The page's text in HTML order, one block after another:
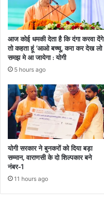
आज कोई धमकी देता है कि दंगा करवा देंगे
तो कहता हूं ‘आओ बच्चू, करा कर देख लो
समझ मे आ जायेगा : योगी
5 hours ago
योगी सरकार ने बुनकरों को दिया बड़ा
सम्मान, वाराणसी के दो शिल्पकार बने
नंबर-1
11 hours ago